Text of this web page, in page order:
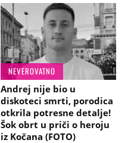
NEVEROVATNO
Andrej nije bio u
diskoteci smrti, porodica
otkrila potresne detalje!
Šok obrt u priči o heroju
iz Kočana (FOTO)